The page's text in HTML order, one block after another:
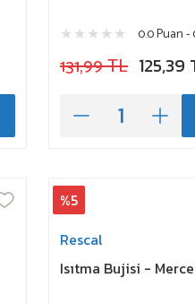
0.0 Puan -
131,99 TL 125,39
%5
Rescal
Isıtma Bujisi -